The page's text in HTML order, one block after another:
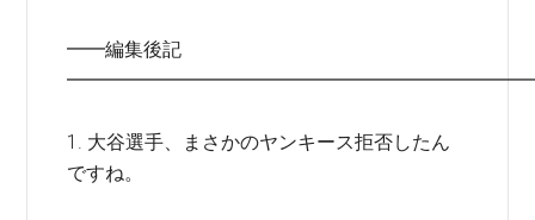
━━編集後記
1. 大谷選手、まさかのヤンキース拒否したん
ですね。